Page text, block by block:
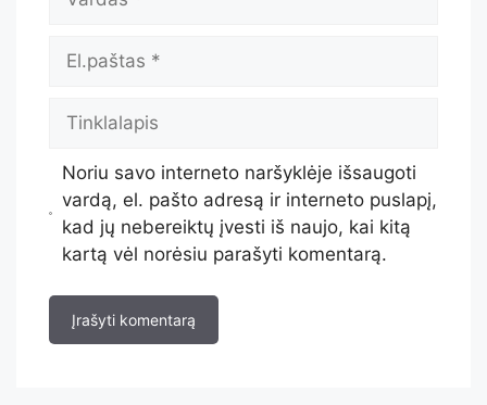
Noriu savo interneto naršyklėje išsaugoti
vardą, el. pašto adresą ir interneto puslapį,
kad jų nebereiktų įvesti iš naujo, kai kitą
kartą vėl norėsiu parašyti komentarą.